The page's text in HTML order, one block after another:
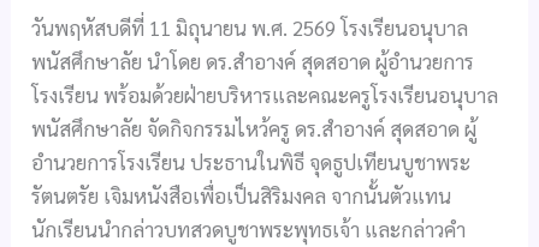
วันพฤหัสบดีที่ 11 มิถุนายน พ.ศ. 2569 โรงเรียนอนุบาล
พนัสศึกษาลัย นำโดย ดร.สำอางค์ สุดสอาด ผู้อำนวยการ
โรงเรียน พร้อมด้วยฝ่ายบริหารและคณะครูโรงเรียนอนุบาล
พนัสศึกษาลัย จัดกิจกรรมไหว้ครู ดร.สำอางค์ สุดสอาด ผู้
อำนวยการโรงเรียน ประธานในพิธี จุดธูปเทียนบูชาพระ
รัตนตรัย เจิมหนังสือเพื่อเป็นสิริมงคล จากนั้นตัวแทน
นักเรียนนำกล่าวบทสวดบูชาพระพุทธเจ้า และกล่าวคำ